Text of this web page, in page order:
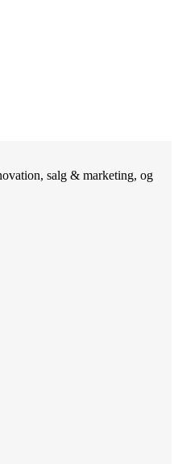
salg & marketing, og